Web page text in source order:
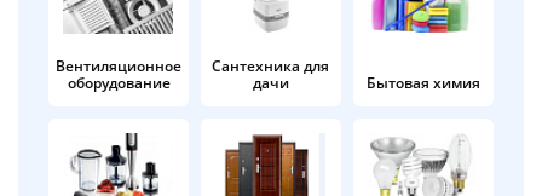
Вентиляционное
оборудование
Сантехника для
дачи
Бытовая химия
Подробнее
об оплате Плайтом